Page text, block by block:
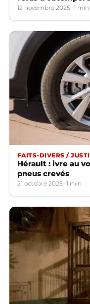
12 novembre 2025 1 min
FAITS-DIVERS /
Hérault : ivre au
pneus crevés
21 octobre 2025 1 min